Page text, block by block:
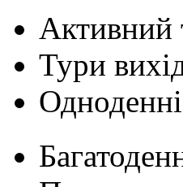
Активний
Тури
Одноденні